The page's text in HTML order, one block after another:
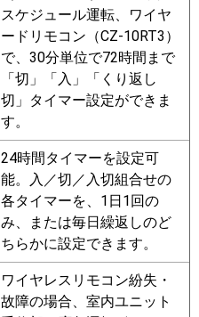
スケジュール運転、ワイヤ
ードリモコン（CZ-10RT3）
で、30分単位で72時間まで
「切」「入」「くり返し
切」タイマー設定ができま
す。
24時間タイマーを設定可
能。入／切／入切組合せの
各タイマーを、1日1回の
み、または毎日繰返しのど
ちらかに設定できます。
ワイヤレスリモコン紛失・
故障の場合、室内ユニット